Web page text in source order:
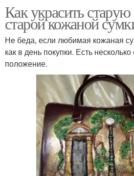
Как украсить
старой кожаной
Не беда, если любимая кожаная
как в день покупки. Есть
положение.